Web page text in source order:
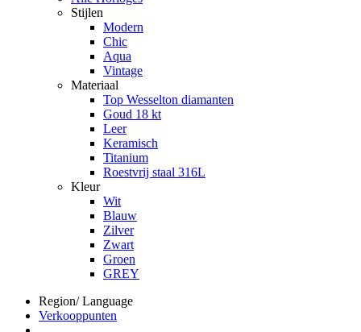
Stijlen
Modern
Chic
Aqua
Vintage
Materiaal
Top Wesselton diamanten
Goud 18 kt
Leer
Keramisch
Titanium
Roestvrij staal 316L
Kleur
Wit
Blauw
Zilver
Zwart
Groen
GREY
Region/ Language
Verkooppunten